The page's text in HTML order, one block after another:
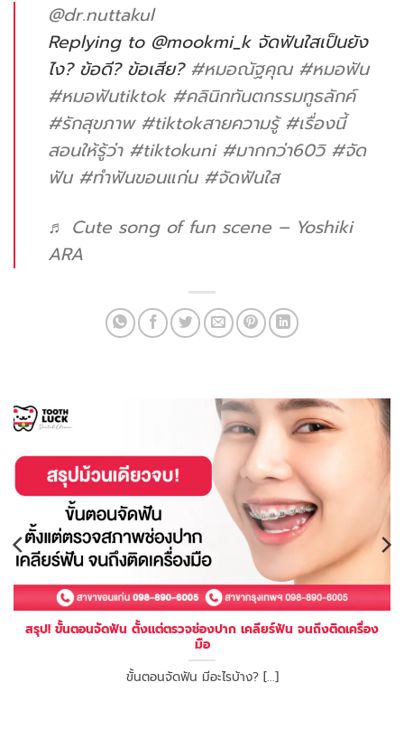
@dr.nuttakul
Replying to @mookmi_k จัดฟันใสเป็นยัง
ไง? ข้อดี? ข้อเสีย? #หมอณัฐคุณ #หมอฟัน
#หมอฟันtiktok #คลินิกทันตกรรมทูธลักค์
#รักสุขภาพ #tiktokสายความรู้ #เรื่องนี้
สอนให้รู้ว่า #tiktokuni #มากกว่า60วิ #จัด
ฟัน #ทําฟันขอนแก่น #จัดฟันใส
♬ Cute song of fun scene – Yoshiki
ARA
สรุป! ขั้นตอนจัดฟัน ตั้งแต่ตรวจช่องปาก เคลียร์ฟัน จนถึงติดเครื่อง
มือ
ขั้นตอนจัดฟัน มีอะไรบ้าง? [...]